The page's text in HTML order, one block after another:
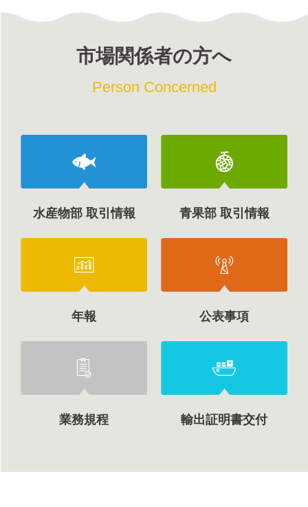
市場関係者の方へ
Person Concerned
水産物部 取引情報 青果部 取引情報
年報 公表事項
業務規程 輸出証明書交付